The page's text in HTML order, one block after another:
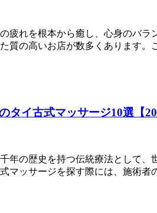
疲れを根本から癒し、心身のバ
質の高いお店が数多くあります。
タイ古式マッサージ10選【
年の歴史を持つ伝統療法として
マッサージを探す際には、施術者